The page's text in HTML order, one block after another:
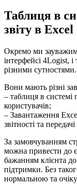
Таблиця в
звіту в Excel
Окремо ми
інтерфейсі 4Logist,
різними сутностями.
Вони мають різні
– таблиця в системі
користувачів;
– Завантаження
звітності та
За замовчуванням
можна привести до
бажанням клієнта
підтримки. Без
нормальною та